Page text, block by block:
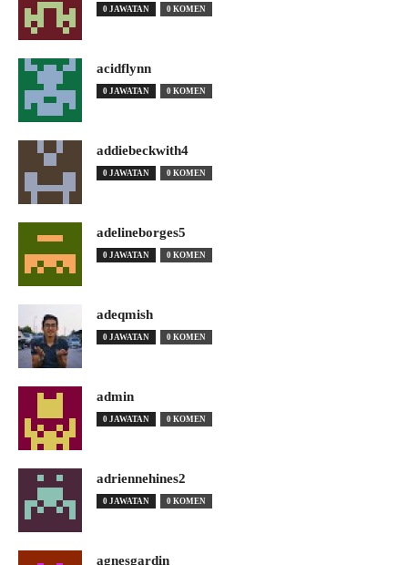
0 JAWATAN 0 KOMEN
acidflynn
0 JAWATAN 0 KOMEN
addiebeckwith4
0 JAWATAN 0 KOMEN
adelineborges5
0 JAWATAN 0 KOMEN
adeqmish
0 JAWATAN 0 KOMEN
admin
0 JAWATAN 0 KOMEN
adriennehines2
0 JAWATAN 0 KOMEN
agnesgardin